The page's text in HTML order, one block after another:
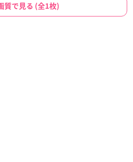
質で見る (全1枚)